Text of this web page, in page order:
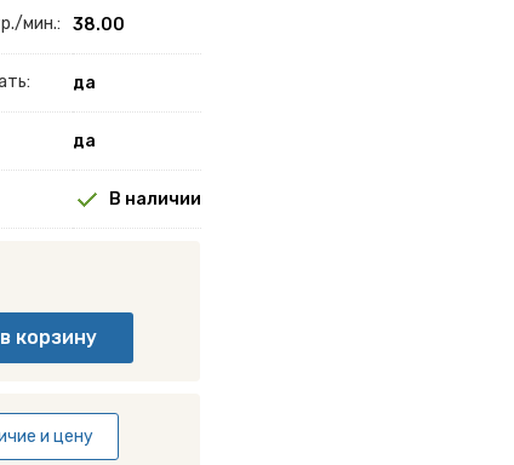
мин.: 38.00
да
да
В наличии
и цену